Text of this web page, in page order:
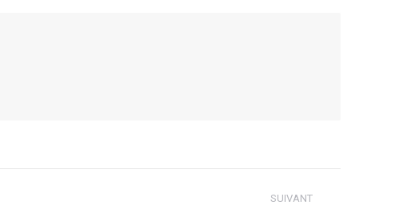
SUIVANT